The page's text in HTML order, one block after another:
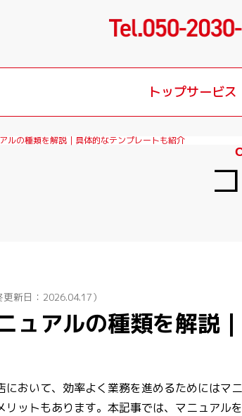
トップサービス
課題別サ
ルの種類を解説｜具体的なテンプレートも紹介
更新日：2026.04.17）
ュアルの種類を解説
において、効率よく業務を進めるためにはマ
リットもあります。本記事では、マニュア